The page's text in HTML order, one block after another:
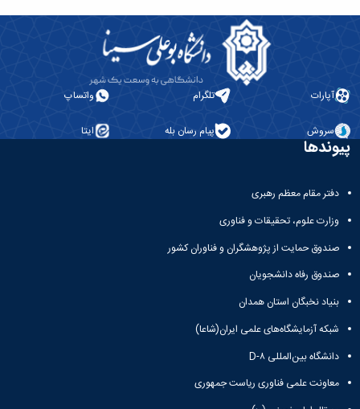
آپارات تلگرام واتساپ
سروش پیام رسان بله ایتا
پیوندها
دفتر مقام معظم رهبری
وزارت علوم، تحقیقات و فناوری
صندوق حمایت از پژوهشگران و فناوران کشور
صندوق رفاه دانشجویان
بنیاد نخبگان استان همدان
شبکه آزمایشگاه‌های علمی ایران(شاعا)
دانشگاه بین‌المللی D-۸
معاونت علمی فناوری ریاست جمهوری